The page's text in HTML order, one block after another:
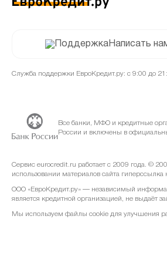
Написать
Служба поддержки ЕвроКредит.ру: с 9:00 до
Все банки, МФО и кредитные
России и включены в
Сервис eurocredit.ru работает с 2009 года. ©
использовании материалов сайта гиперссылка
ООО «ЕвроКредит.ру» — независимый
является кредитной организацией, не выдаёт
Мы используем файлы cookie для улучшения